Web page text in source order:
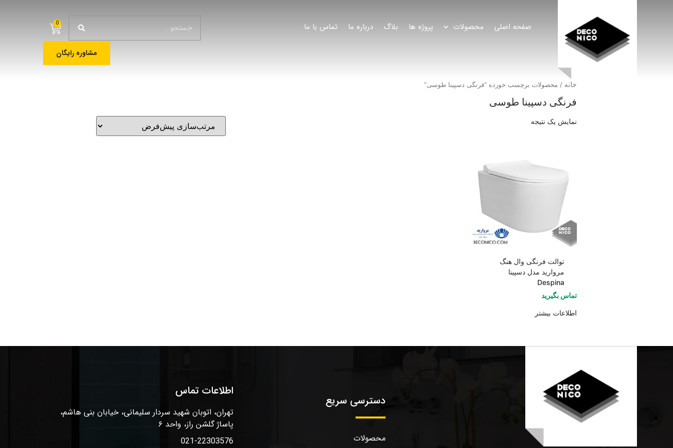
صفحه اصلی محصولات پروژه ها بلاگ درباره ما تماس با ما 0
مشاوره رایگان
خانه / محصولات برچسب خورده “فرنگی دسپینا طوسی”
فرنگی دسپینا طوسی
نمایش یک نتیجه
توالت فرنگی وال هنگ
مروارید مدل دسپینا
Despina
تماس بگیرید
اطلاعات بیشتر
دسترسی سریع
محصولات
اطلاعات تماس
تهران، اتوبان شهید سردار سلیمانی، خیابان بنی هاشم،
پاساژ گلشن راز، واحد ۶
021-22303576